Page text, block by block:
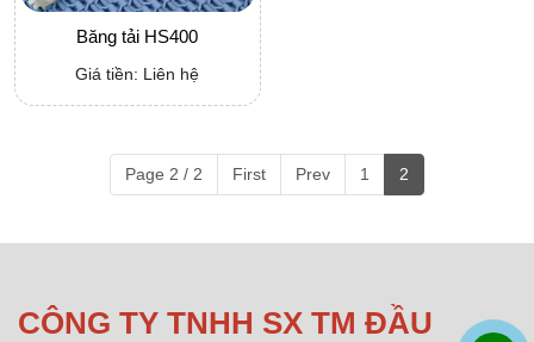
Băng tải HS400
Giá tiền: Liên hệ
Page 2 / 2 First Prev 1 2
CÔNG TY TNHH SX TM ĐẦU